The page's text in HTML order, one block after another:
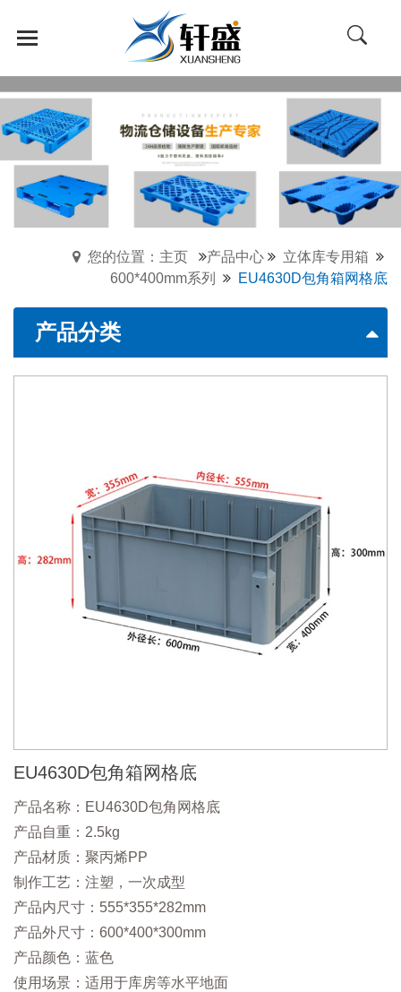
您的位置：主页 产品中心
立体库专用箱
600*400mm系列
EU4630D包角箱网格底
产品分类
EU4630D包角箱网格底
产品名称：EU4630D包角网格底
产品自重：2.5kg
产品材质：聚丙烯PP
制作工艺：注塑，一次成型
产品内尺寸：555*355*282mm
产品外尺寸：600*400*300mm
产品颜色：蓝色
使用场景：适用于库房等水平地面